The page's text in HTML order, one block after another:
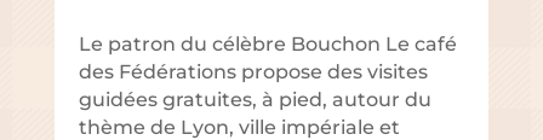
Le patron du célèbre Bouchon Le café
des Fédérations propose des visites
guidées gratuites, à pied, autour du
thème de Lyon, ville impériale et